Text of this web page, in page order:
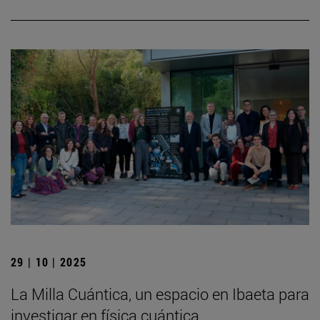
29 | 10 | 2025
La Milla Cuántica, un espacio en Ibaeta para
investigar en física cuántica